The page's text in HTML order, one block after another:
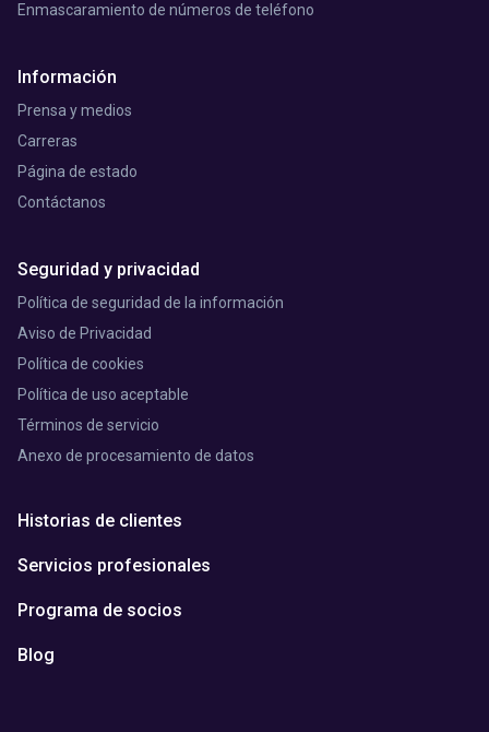
Enmascaramiento de números de teléfono
Información
Prensa y medios
Carreras
Página de estado
Contáctanos
Seguridad y privacidad
Política de seguridad de la información
Aviso de Privacidad
Política de cookies
Política de uso aceptable
Términos de servicio
Anexo de procesamiento de datos
Historias de clientes
Servicios profesionales
Programa de socios
Blog